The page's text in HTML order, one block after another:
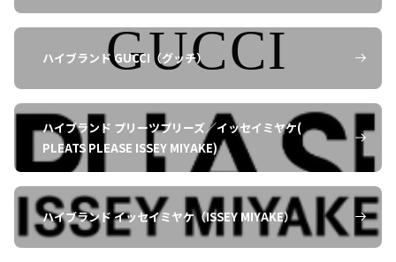
があります。
お客様
ミナペルホネン（mina perhonen）
の買取をオンラインで依頼できます
か？
もちろん可能です。オンライン査定
フォームを利用して、ミナペルホネ
ハイブランド GUCCI（グッチ）
ハイブランド プリーツプリーズ／イッセイミヤケ(
PLEATS PLEASE ISSEY MIYAKE)
ハイブランド イッセイミヤケ（ISSEY MIYAKE）